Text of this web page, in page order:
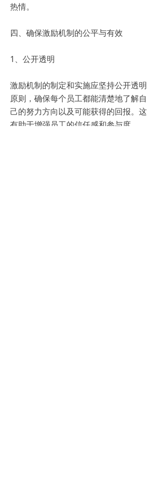
热情。
四、确保激励机制的公平与有效
1、公开透明
激励机制的制定和实施应坚持公开透明
原则，确保每个员工都能清楚地了解自
己的努力方向以及可能获得的回报。这
有助于增强员工的信任感和参与度。